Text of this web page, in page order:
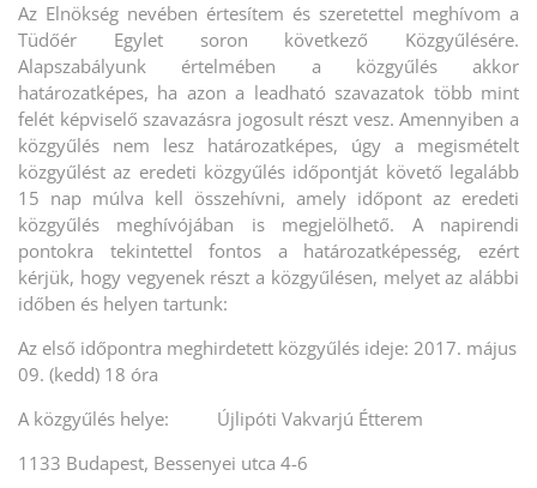
Az Elnökség nevében értesítem és szeretettel meghívom a
Tüdőér Egylet soron következő Közgyűlésére.
Alapszabályunk értelmében a közgyűlés akkor
határozatképes, ha azon a leadható szavazatok több mint
felét képviselő szavazásra jogosult részt vesz. Amennyiben a
közgyűlés nem lesz határozatképes, úgy a megismételt
közgyűlést az eredeti közgyűlés időpontját követő legalább
15 nap múlva kell összehívni, amely időpont az eredeti
közgyűlés meghívójában is megjelölhető. A napirendi
pontokra tekintettel fontos a határozatképesség, ezért
kérjük, hogy vegyenek részt a közgyűlésen, melyet az alábbi
időben és helyen tartunk:
Az első időpontra meghirdetett közgyűlés ideje: 2017. május
09. (kedd) 18 óra
A közgyűlés helye: Újlipóti Vakvarjú Étterem
1133 Budapest, Bessenyei utca 4-6